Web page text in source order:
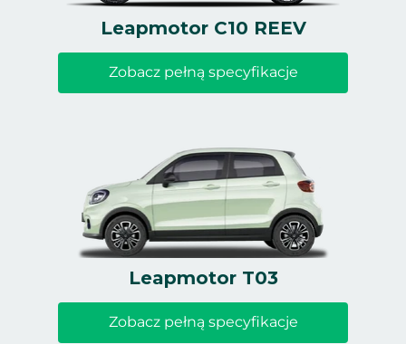
Leapmotor T03
Zobacz pełną specyfikacje
Leapmotor C10 REEV
Zobacz pełną specyfikacje